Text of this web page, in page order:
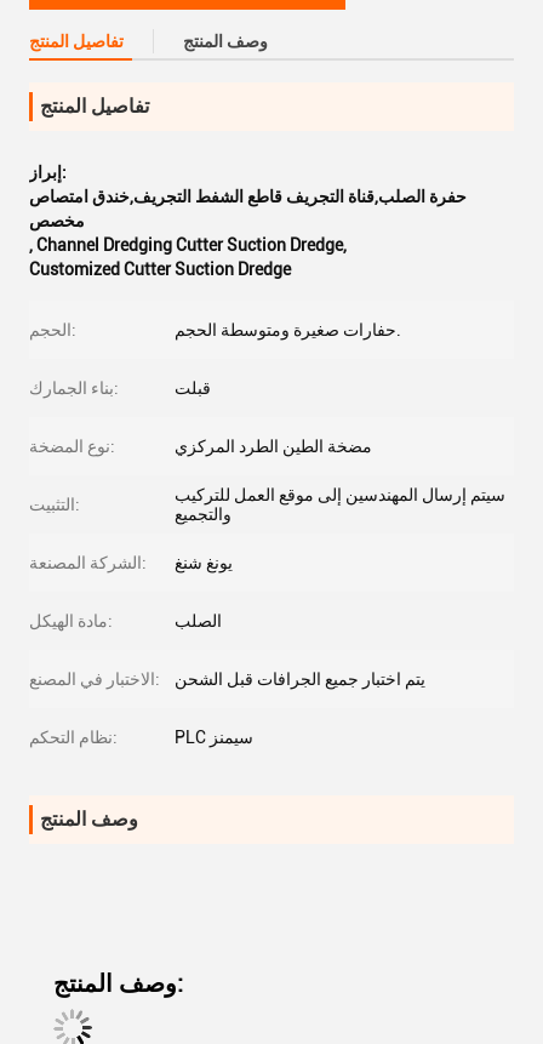
تفاصيل المنتج وصف المنتج
تفاصيل المنتج
إبراز:
حفرة الصلب,قناة التجريف قاطع الشفط التجريف,خندق امتصاص
مخصص
,Channel Dredging Cutter Suction Dredge,
Customized Cutter Suction Dredge
الحجم:
بناء الجمارك: قبلت
نوع المضخة: مضخة الطين الطرد المركزي
التثبيت:
سيتم إرسال المهندسين إلى موقع العمل للتركيب
والتجميع
الشركة المصنعة: يونغ شنغ
مادة الهيكل: الصلب
الاختبار في المصنع: يتم اختبار جميع الجرافات قبل الشحن
نظام التحكم: PLC سيمنز
وصف المنتج
وصف المنتج: